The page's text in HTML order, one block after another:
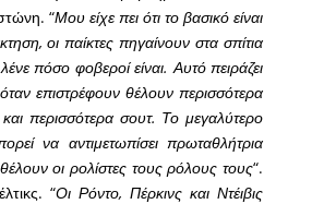
“Μου είχε πει ότι το βασικό είναι
οι παίκτες πηγαίνουν στα σπίτια
πόσο φοβεροί είναι. Αυτό πειράζει
επιστρέφουν θέλουν περισσότερα
περισσότερα σουτ. Το μεγαλύτερο
να αντιμετωπίσει πρωταθλήτρια
οι ρολίστες τους ρόλους τους“.
“Οι Ρόντο, Πέρκινς και Ντέιβις